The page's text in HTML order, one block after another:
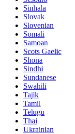
Sinhala
Slovak
Slovenian
Somali
Samoan
Scots Gaelic
Shona
Sindhi
Sundanese
Swahili
Tajik
Tamil
Telugu
Thai
Ukrainian